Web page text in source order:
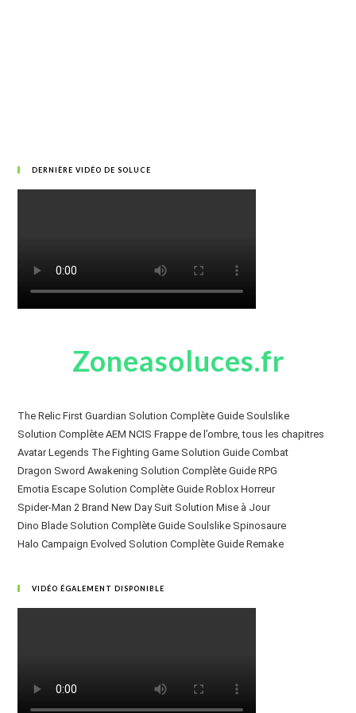
DERNIÈRE VIDÉO DE SOLUCE
Zoneasoluces.fr
The Relic First Guardian Solution Complète Guide Soulslike
Solution Complète AEM NCIS Frappe de l’ombre, tous les chapitres
Avatar Legends The Fighting Game Solution Guide Combat
Dragon Sword Awakening Solution Complète Guide RPG
Emotia Escape Solution Complète Guide Roblox Horreur
Spider-Man 2 Brand New Day Suit Solution Mise à Jour
Dino Blade Solution Complète Guide Soulslike Spinosaure
Halo Campaign Evolved Solution Complète Guide Remake
VIDÉO ÉGALEMENT DISPONIBLE